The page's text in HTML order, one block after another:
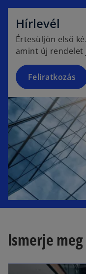
Hírlevél
Értesüljön első
amint új rendelet
Feliratkozás
p
e
n
s
i
n
a
n
e
w
t
a
b
Ismerje